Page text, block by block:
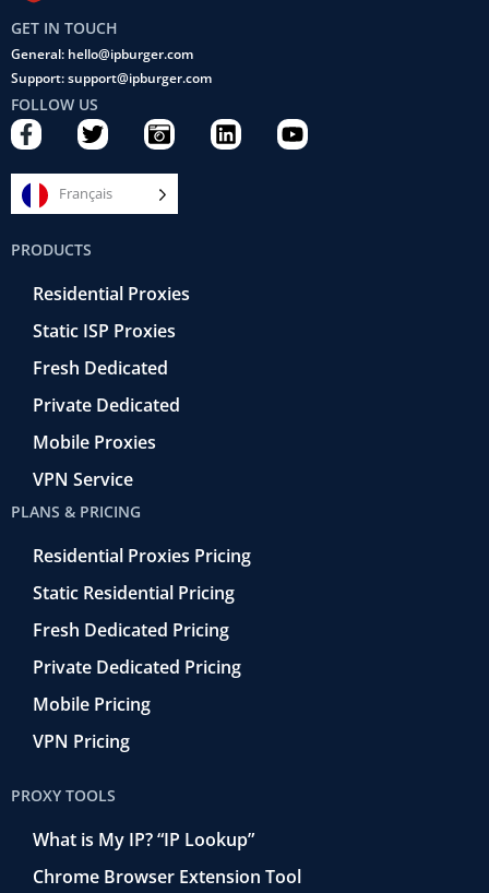
GET IN TOUCH
General: hello@ipburger.com
Support: support@ipburger.com
FOLLOW US
F
a
c
e
b
o
o
k
T
w
i
t
t
C
a
m
e
r
e
t
r
o
L
i
Y
o
Français
PRODUCTS
Residential Proxies
Static ISP Proxies
Fresh Dedicated
Private Dedicated
Mobile Proxies
VPN Service
PLANS & PRICING
Residential Proxies Pricing
Static Residential Pricing
Fresh Dedicated Pricing
Private Dedicated Pricing
Mobile Pricing
VPN Pricing
PROXY TOOLS
What is My IP? “IP Lookup”
Chrome Browser Extension Tool